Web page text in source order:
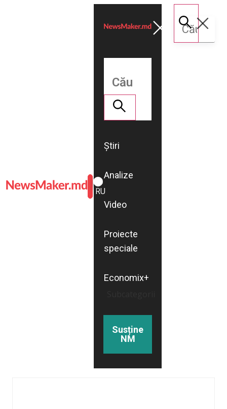
ROMÂNĂ
RU
Știri
Analize
Video
Proiecte
speciale
Economix+
Susține
NM